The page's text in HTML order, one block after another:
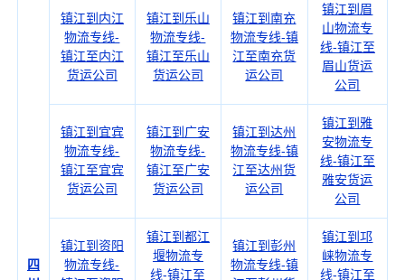
四
镇江到内江
物流专线-
镇江至内江
货运公司
镇江到乐山
物流专线-
镇江至乐山
货运公司
镇江到南充
物流专线-镇
江至南充货
运公司
镇江到眉
山物流专
线-镇江至
眉山货运
公司
镇江到宜宾
物流专线-
镇江至宜宾
货运公司
镇江到广安
物流专线-
镇江至广安
货运公司
镇江到达州
物流专线-镇
江至达州货
运公司
镇江到雅
安物流专
线-镇江至
雅安货运
公司
镇江到资阳
物流专线-
镇江到都江
堰物流专
线-镇江至
镇江到彭州
物流专线-镇
镇江到邛
崃物流专
线-镇江至